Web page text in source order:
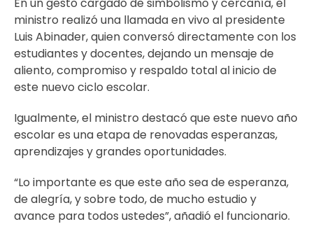
ministro realizó una llamada en vivo al presidente
Luis Abinader, quien conversó directamente con los
estudiantes y docentes, dejando un mensaje de
aliento, compromiso y respaldo total al inicio de
este nuevo ciclo escolar.
Igualmente, el ministro destacó que este nuevo año
escolar es una etapa de renovadas esperanzas,
aprendizajes y grandes oportunidades.
“Lo importante es que este año sea de esperanza,
de alegría, y sobre todo, de mucho estudio y
avance para todos ustedes”, añadió el funcionario.